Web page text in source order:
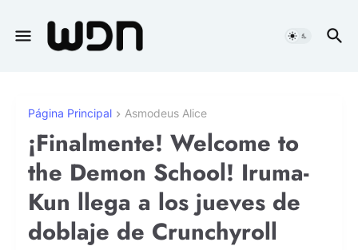
Página Principal Asmodeus Alice
¡Finalmente! Welcome to
the Demon School! Iruma-
Kun llega a los jueves de
doblaje de Crunchyroll